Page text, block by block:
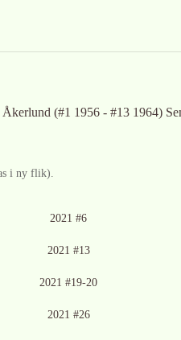
(#1 1956 - #13 1964)
i ny flik).
2021 #6
2021 #13
2021 #19-20
2021 #26